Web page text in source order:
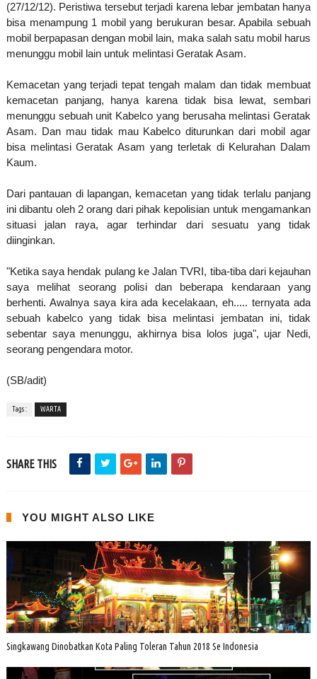
(27/12/12). Peristiwa tersebut terjadi karena lebar jembatan hanya
bisa menampung 1 mobil yang berukuran besar. Apabila sebuah
mobil berpapasan dengan mobil lain, maka salah satu mobil harus
menunggu mobil lain untuk melintasi Geratak Asam.
Kemacetan yang terjadi tepat tengah malam dan tidak membuat
kemacetan panjang, hanya karena tidak bisa lewat, sembari
menunggu sebuah unit Kabelco yang berusaha melintasi Geratak
Asam. Dan mau tidak mau Kabelco diturunkan dari mobil agar
bisa melintasi Geratak Asam yang terletak di Kelurahan Dalam
Kaum.
Dari pantauan di lapangan, kemacetan yang tidak terlalu panjang
ini dibantu oleh 2 orang dari pihak kepolisian untuk mengamankan
situasi jalan raya, agar terhindar dari sesuatu yang tidak
diinginkan.
"Ketika saya hendak pulang ke Jalan TVRI, tiba-tiba dari kejauhan
saya melihat seorang polisi dan beberapa kendaraan yang
berhenti. Awalnya saya kira ada kecelakaan, eh..... ternyata ada
sebuah kabelco yang tidak bisa melintasi jembatan ini, tidak
sebentar saya menunggu, akhirnya bisa lolos juga", ujar Nedi,
seorang pengendara motor.
(SB/adit)
Tags : WARTA
SHARE THIS
YOU MIGHT ALSO LIKE
Singkawang Dinobatkan Kota Paling Toleran Tahun 2018 Se Indonesia